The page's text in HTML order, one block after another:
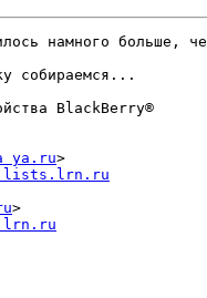
намного больше,
собираемся...
BlackBerry®
ya.ru>
lists.lrn.ru
>